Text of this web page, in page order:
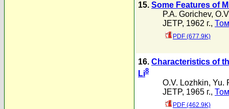
15. Some Features of
P.A. Gorichev,
JETP, 1962 г.,
PDF (677.9K)
16. Characteristics of
Li8
O.V. Lozhkin, Yu.
JETP, 1965 г.,
PDF (462.9K)